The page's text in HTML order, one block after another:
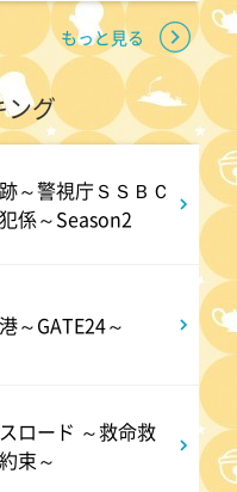
ク! CLUB配信で見
回&傑作回
ん 【1人で見
…アノ人が退場で
出会いの場「相席
潜入調査!
もっと見る
ング
～警視庁ＳＳＢＣ
係～Season2
～GATE24～
ロード ～救命救
束～